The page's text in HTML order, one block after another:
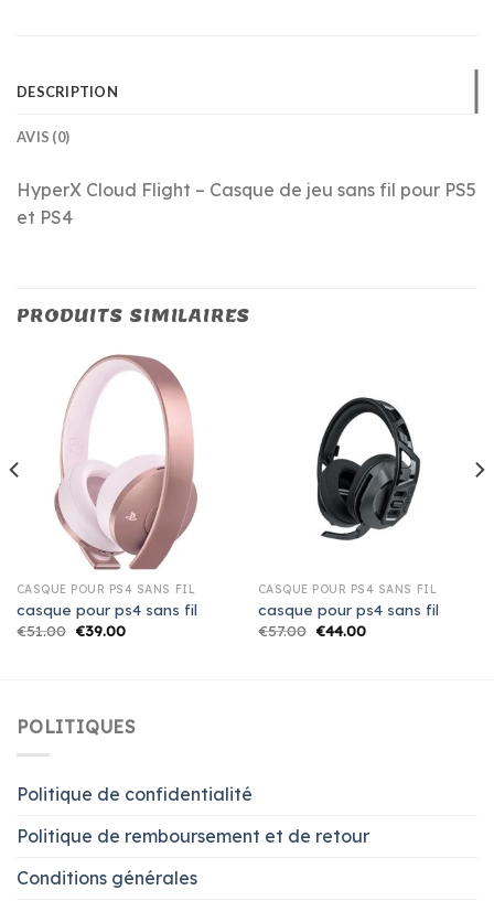
DESCRIPTION
AVIS (0)
HyperX Cloud Flight – Casque de jeu sans fil pour PS5
et PS4
PRODUITS SIMILAIRES
CASQUE POUR PS4 SANS FIL
casque pour ps4 sans fil
€51.00 €39.00
CASQUE POUR PS4 SANS FIL
casque pour ps4 sans fil
€57.00 €44.00
POLITIQUES
Politique de confidentialité
Politique de remboursement et de retour
Conditions générales